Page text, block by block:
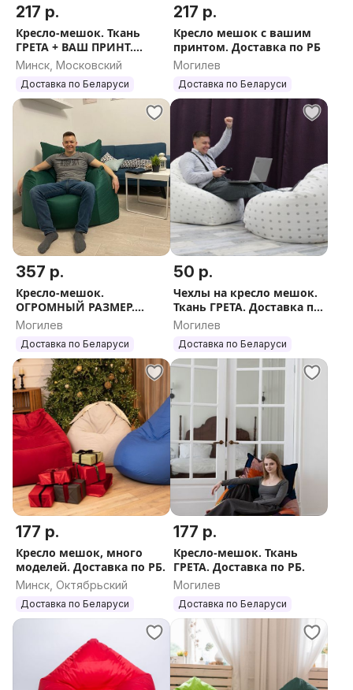
217 р.
Кресло-мешок. Ткань
ГРЕТА + ВАШ ПРИНТ.
Доставка РБ
Минск, Московский
Доставка по Беларуси
217 р.
Кресло мешок с вашим
принтом. Доставка по РБ
Могилев
Доставка по Беларуси
357 р.
Кресло-мешок.
ОГРОМНЫЙ РАЗМЕР.
Доставка по РБ.
Могилев
Доставка по Беларуси
50 р.
Чехлы на кресло мешок.
Ткань ГРЕТА. Доставка по
РБ
Могилев
Доставка по Беларуси
177 р.
Кресло мешок, много
моделей. Доставка по РБ.
Минск, Октябрьский
Доставка по Беларуси
177 р.
Кресло-мешок. Ткань
ГРЕТА. Доставка по РБ.
Могилев
Доставка по Беларуси